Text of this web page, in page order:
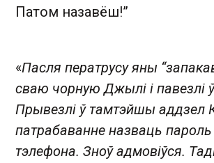
Патом назавёш!”
«Пасля ператрусу яны
сваю чорную Джылі і павезлі
Прывезлі ў тамтэйшы аддзел
патрабаванне назваць
тэлефона. Зноў адмовіўся.